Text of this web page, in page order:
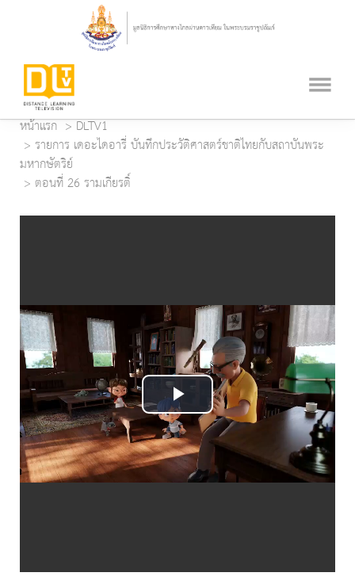
หน้าแรก
DLTV1
รายการ เดอะไดอารี่ บันทึกประวัติศาสตร์ชาติไทยกับสถาบันพระ
มหากษัตริย์
ตอนที่ 26 รามเกียรติ์
Play
Video